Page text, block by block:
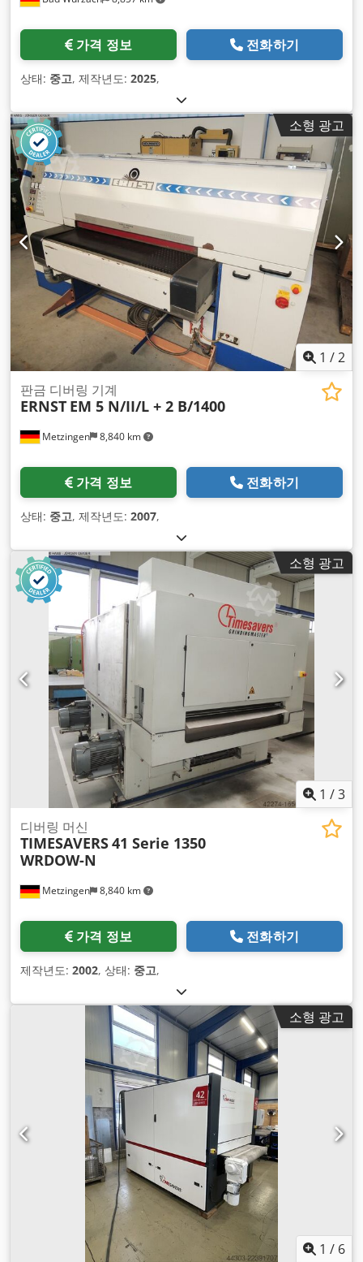
가격 정보 전화하기
상태: 중고, 제작년도: 2025,
소형 광고
1 /2
Metzingen 8,840 km
판금 디버링 기계
ERNST EM 5 N/II/L + 2 B/1400
가격 정보 전화하기
상태: 중고, 제작년도: 2007,
소형 광고
1 /3
Metzingen 8,840 km
디버링 머신
TIMESAVERS41 Serie 1350
WRDOW-N
가격 정보 전화하기
제작년도: 2002, 상태: 중고,
소형 광고
1 / 6